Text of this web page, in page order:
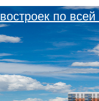
по всей